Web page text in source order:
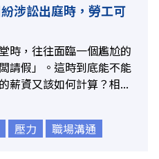
涉訟出庭時，勞工可
時，往往面臨一個尷尬的
請假」。這時到底能不能
薪資又該如何計算？相...
壓力 職場溝通